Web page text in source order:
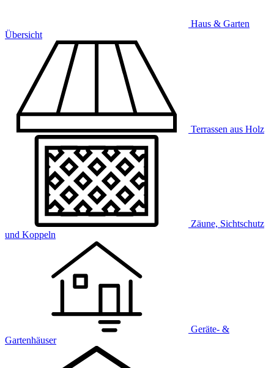
Haus & Garten
Übersicht
Terrassen aus Holz
Zäune, Sichtschutz
und Koppeln
Geräte- &
Gartenhäuser